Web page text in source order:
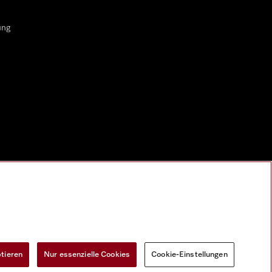
Nur essenzielle Cookies Cookie-Einstellungen